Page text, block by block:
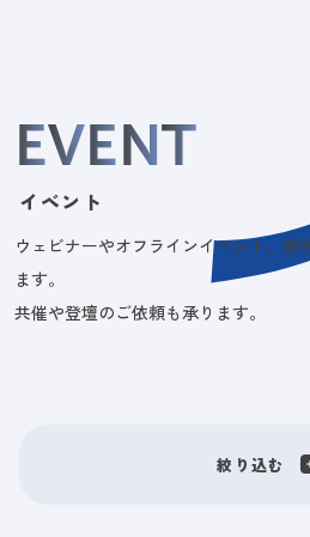
EVENT
イベント
ウェビナーやオフラインイベント、会
ます。
共催や登壇のご依頼も承ります。
絞り込む